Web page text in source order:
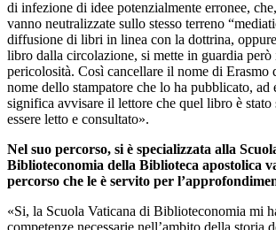
di infezione di idee potenzialmente erronee,
vanno neutralizzate sullo stesso terreno
diffusione di libri in linea con la dottrina,
libro dalla circolazione, si mette in guardia però
pericolosità. Così cancellare il nome di Erasmo
nome dello stampatore che lo ha pubblicato, ad
significa avvisare il lettore che quel libro è stato
essere letto e consultato».
Nel suo percorso, si è specializzata alla
Biblioteconomia della Biblioteca apostolica
percorso che le è servito per
«Si, la Scuola Vaticana di Biblioteconomia mi
competenze necessarie nell’ambito della storia